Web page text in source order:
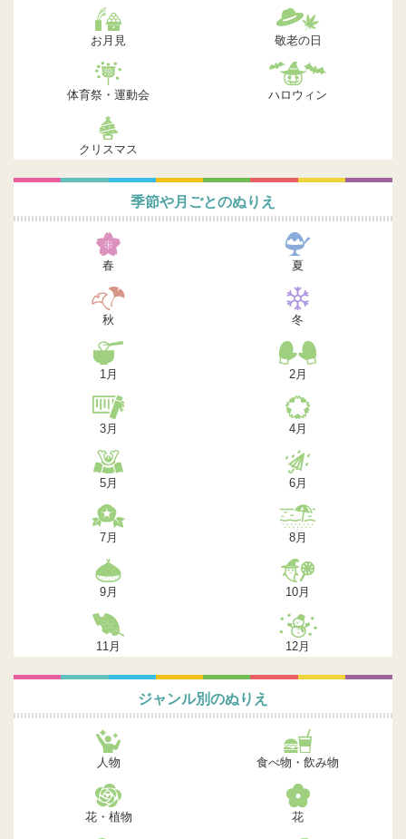
お月見 敬老の日
体育祭・運動会 ハロウィン
クリスマス
季節や月ごとのぬりえ
春 夏
秋 冬
1月 2月
3月 4月
5月 6月
7月 8月
9月 10月
11月 12月
ジャンル別のぬりえ
人物 食べ物・飲み物
花・植物 花